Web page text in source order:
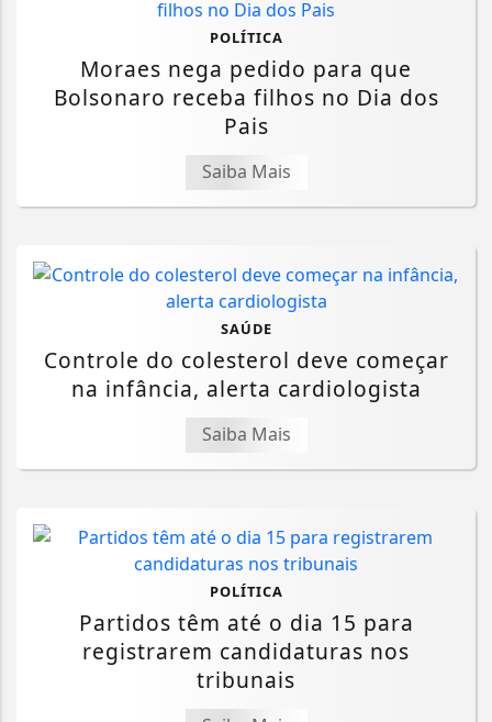
POLÍTICA
Moraes nega pedido para que
Bolsonaro receba filhos no Dia dos
Pais
Saiba Mais
SAÚDE
Controle do colesterol deve começar
na infância, alerta cardiologista
Saiba Mais
POLÍTICA
Partidos têm até o dia 15 para
registrarem candidaturas nos
tribunais